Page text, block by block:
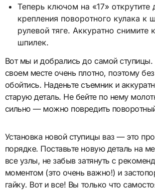
Теперь ключом на «17» открутите
крепления поворотного кулака к
рулевой тяге. Аккуратно снимите
шпилек.
Вот мы и добрались до самой ступицы.
своем месте очень плотно, поэтому
обойтись. Наденьте съемник и
старую деталь. Не бейте по нему
сильно — можно повредить
Установка новой ступицы ваз — это
порядке. Поставьте новую деталь на
все узлы, не забыв затянуть с
моментом (это очень важно!) и
гайку. Вот и все! Вы только что